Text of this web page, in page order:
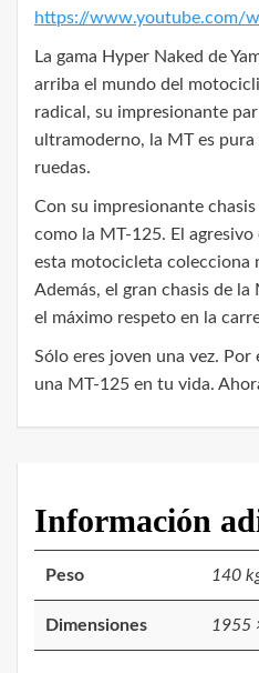
https://www.youtube.com/
La gama Hyper Naked de
arriba el mundo del
radical, su impresionante
ultramoderno, la MT es
ruedas.
Con su impresionante
como la MT-125. El
esta motocicleta colecciona
Además, el gran chasis de la
el máximo respeto en la
Sólo eres joven una vez. Por
una MT-125 en tu vida.
Información
Peso 140
Dimensiones 1955